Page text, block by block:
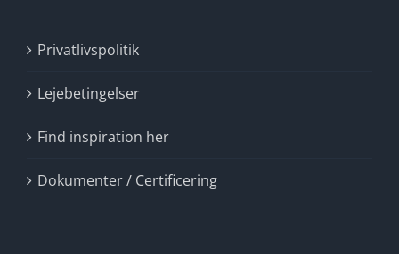
Privatlivspolitik
Lejebetingelser
Find inspiration her
Dokumenter / Certificering